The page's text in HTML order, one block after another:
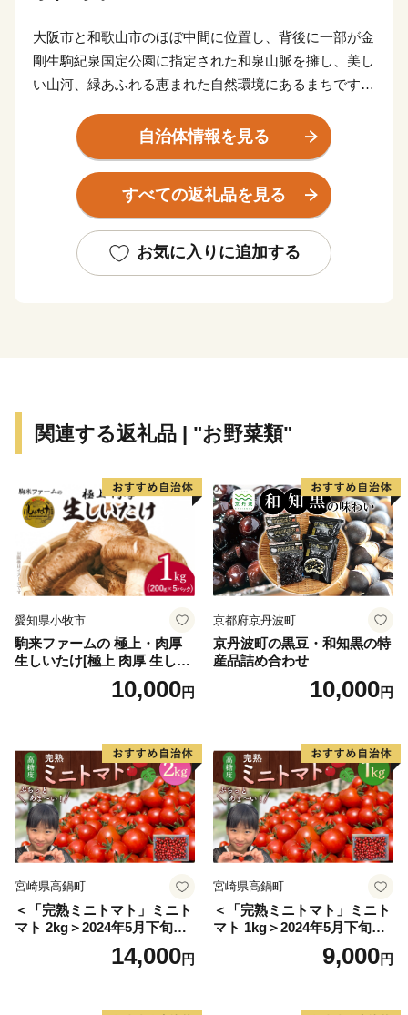
大阪市と和歌山市のほぼ中間に位置し、背後に一部が金
剛生駒紀泉国定公園に指定された和泉山脈を擁し、美し
い山河、緑あふれる恵まれた自然環境にあるまちです。
たが、関西国際空港の開港などに伴う人口の増加ととも
に、商業・サービス業が盛んになっています。
関空によるインパクトを最大限に活用し、世界と日本を
結ぶ玄関都市として、21世紀にふさわしい国際都市をめ
自治体情報を見る
すべての返礼品を見る
お気に入りに追加する
関連する返礼品 | "お野菜類"
愛知県小牧市
駒来ファームの 極上・肉厚
生しいたけ[極上 肉厚 生しい
たけ 生シイタケ 生椎茸 安心
安全 国産 採れたて 新鮮 きの
10,000円
京都府京丹波町
京丹波町の黒豆・和知黒の特
産品詰め合わせ
10,000円
宮崎県高鍋町
＜「完熟ミニトマト」ミニト
マト 2kg＞2024年5月下旬迄
に順次出荷 野菜ソムリエサ
ミット アルル・リリカ共に
14,000円
宮崎県高鍋町
＜「完熟ミニトマト」ミニト
マト 1kg＞2024年5月下旬迄
に順次出荷 野菜ソムリエサ
ミット アルル・リリカ共に
9,000円